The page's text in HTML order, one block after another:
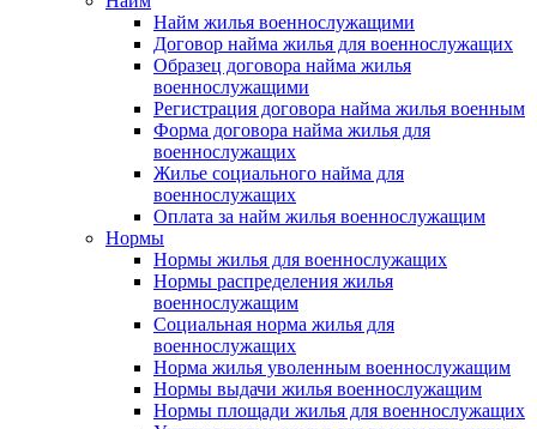
Найм жилья военнослужащими
Договор найма жилья для военнослужащих
Образец договора найма жилья
военнослужащими
Регистрация договора найма жилья военным
Форма договора найма жилья для
военнослужащих
Жилье социального найма для
военнослужащих
Оплата за найм жилья военнослужащим
Нормы
Нормы жилья для военнослужащих
Нормы распределения жилья
военнослужащим
Социальная норма жилья для
военнослужащих
Норма жилья уволенным военнослужащим
Нормы выдачи жилья военнослужащим
Нормы площади жилья для военнослужащих